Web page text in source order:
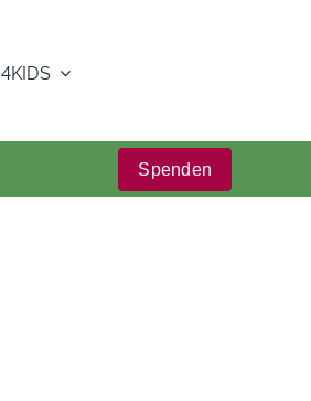
4KIDS
Spenden